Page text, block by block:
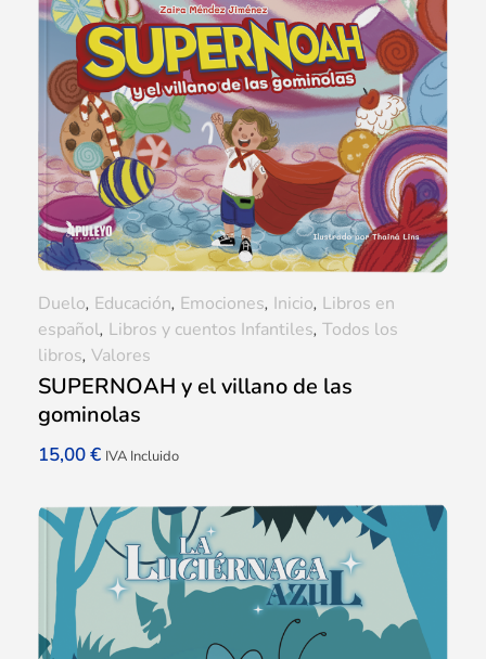
SUPERNOAH y el villano de las
gominolas
15,00€ IVA Incluido
Duelo, Educación, Emociones, Inicio, Libros en
español, Libros y cuentos Infantiles, Todos los
libros, Valores